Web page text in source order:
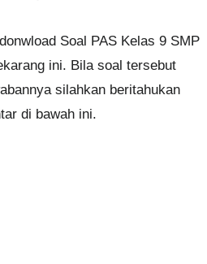
Soal PAS Kelas 9 SMP
ini. Bila soal tersebut
silahkan beritahukan
di bawah ini.